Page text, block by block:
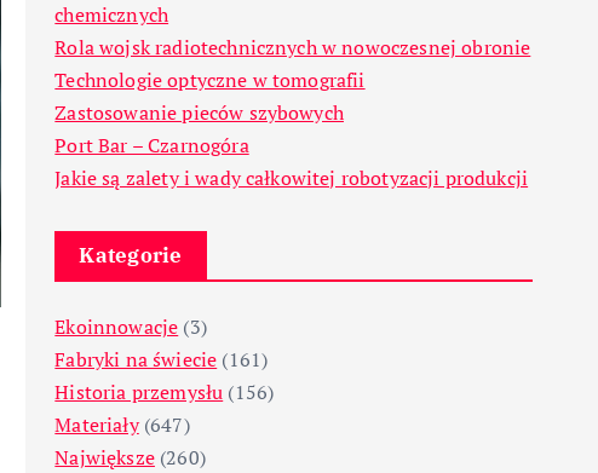
chemicznych
Rola wojsk radiotechnicznych w nowoczesnej obronie
Technologie optyczne w tomografii
Zastosowanie pieców szybowych
Port Bar – Czarnogóra
Jakie są zalety i wady całkowitej robotyzacji produkcji
Kategorie
Ekoinnowacje (3)
Fabryki na świecie (161)
Historia przemysłu (156)
Materiały(647)
Największe(260)